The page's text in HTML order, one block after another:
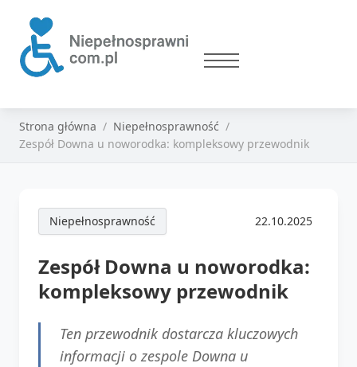
Strona główna
Niepełnosprawność
Zespół Downa u noworodka: kompleksowy przewodnik
Niepełnosprawność 22.10.2025
Zespół Downa u noworodka:
kompleksowy przewodnik
Ten przewodnik dostarcza kluczowych
informacji o zespole Downa u